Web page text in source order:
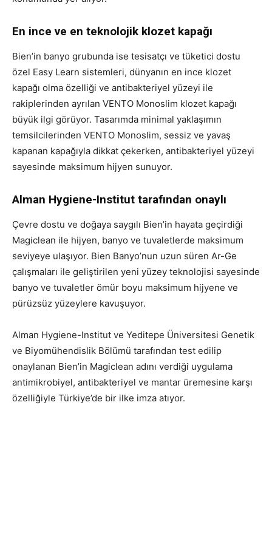
En ince ve en teknolojik klozet kapağı
Bien’in banyo grubunda ise tesisatçı ve tüketici dostu
özel Easy Learn sistemleri, dünyanın en ince klozet
kapağı olma özelliği ve antibakteriyel yüzeyi ile
rakiplerinden ayrılan VENTO Monoslim klozet kapağı
büyük ilgi görüyor. Tasarımda minimal yaklaşımın
temsilcilerinden VENTO Monoslim, sessiz ve yavaş
kapanan kapağıyla dikkat çekerken, antibakteriyel yüzeyi
sayesinde maksimum hijyen sunuyor.
Alman Hygiene-Institut tarafından onaylı
Çevre dostu ve doğaya saygılı Bien’in hayata geçirdiği
Magiclean ile hijyen, banyo ve tuvaletlerde maksimum
seviyeye ulaşıyor. Bien Banyo’nun uzun süren Ar-Ge
çalışmaları ile geliştirilen yeni yüzey teknolojisi sayesinde
banyo ve tuvaletler ömür boyu maksimum hijyene ve
pürüzsüz yüzeylere kavuşuyor.
Alman Hygiene-Institut ve Yeditepe Üniversitesi Genetik
ve Biyomühendislik Bölümü tarafından test edilip
onaylanan Bien’in Magiclean adını verdiği uygulama
antimikrobiyel, antibakteriyel ve mantar üremesine karşı
özelliğiyle Türkiye’de bir ilke imza atıyor.